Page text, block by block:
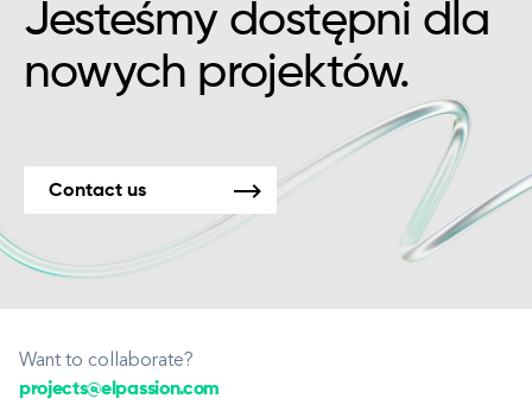
Jesteśmy dostępni dla
nowych projektów.
Contact us
Want to collaborate?
projects@elpassion.com